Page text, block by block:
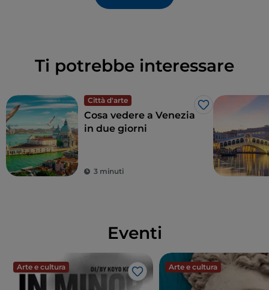
Ti potrebbe interessare
Città d'arte
Like
Cosa vedere a Venezia
in due giorni
3 minuti
Eventi
Arte e cultura
Like
Arte e cultura